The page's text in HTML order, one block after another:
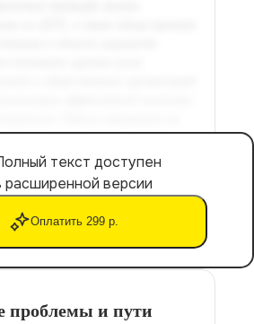
текст доступен
расширенной версии
Оплатить 299 р.
проблемы и пути